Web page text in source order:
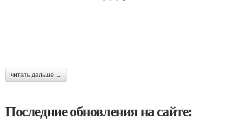
читать дальше →
Последние обновления на сайте: